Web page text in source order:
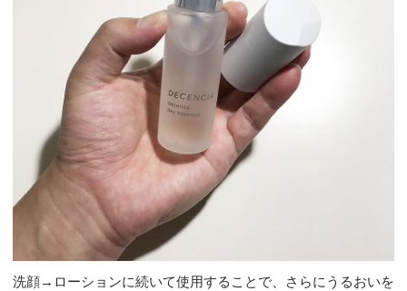
洗顔→ローションに続いて使用することで、さらにうるおいを